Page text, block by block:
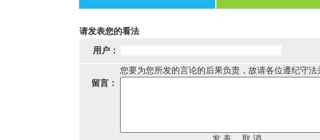
请发表您的看法
用户：
您要为您所发的言论的后果负责，故请各位遵纪守
留言：